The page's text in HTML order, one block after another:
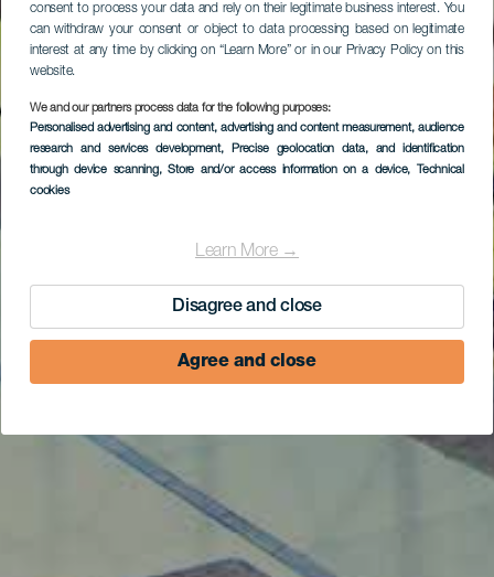
consent to process your data and rely on their legitimate business interest. You
can withdraw your consent or object to data processing based on legitimate
interest at any time by clicking on “Learn More” or in our Privacy Policy on this
website.
We and our partners process data for the following purposes:
Personalised advertising and content, advertising and content measurement, audience
research and services development, Precise geolocation data, and identification
through device scanning, Store and/or access information on a device, Technical
cookies
Learn More →
Disagree and close
Agree and close